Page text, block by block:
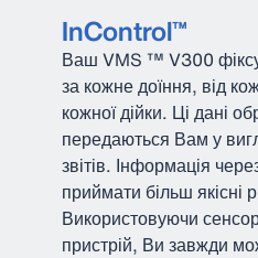
InControl™
Ваш VMS ™ V300
за кожне доїння, від
кожної дійки. Ці дані
передаються Вам у
звітів. Інформація
приймати більш
Використовуючи
пристрій, Ви завжди